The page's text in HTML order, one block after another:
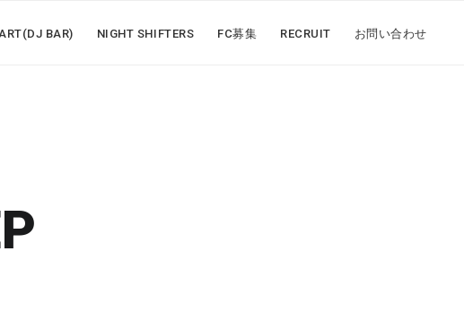
BAR) NIGHT SHIFTERS FC募集 RECRUIT お問い合わせ